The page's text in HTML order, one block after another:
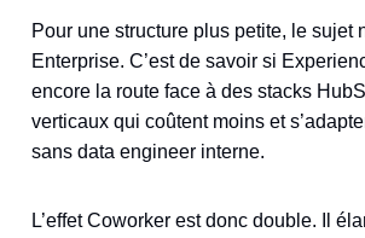
Pour une structure plus petite, le sujet
Enterprise. C’est de savoir si
encore la route face à des stacks
verticaux qui coûtent moins et
sans data engineer interne.
L’effet Coworker est donc double. Il